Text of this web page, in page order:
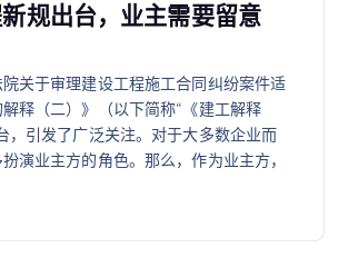
规出台，业主需要留意
院关于审理建设工程施工合同纠纷案件适
释（二）》（以下简称“《建工解释
，引发了广泛关注。对于大多数企业而
演业主方的角色。那么，作为业主方，